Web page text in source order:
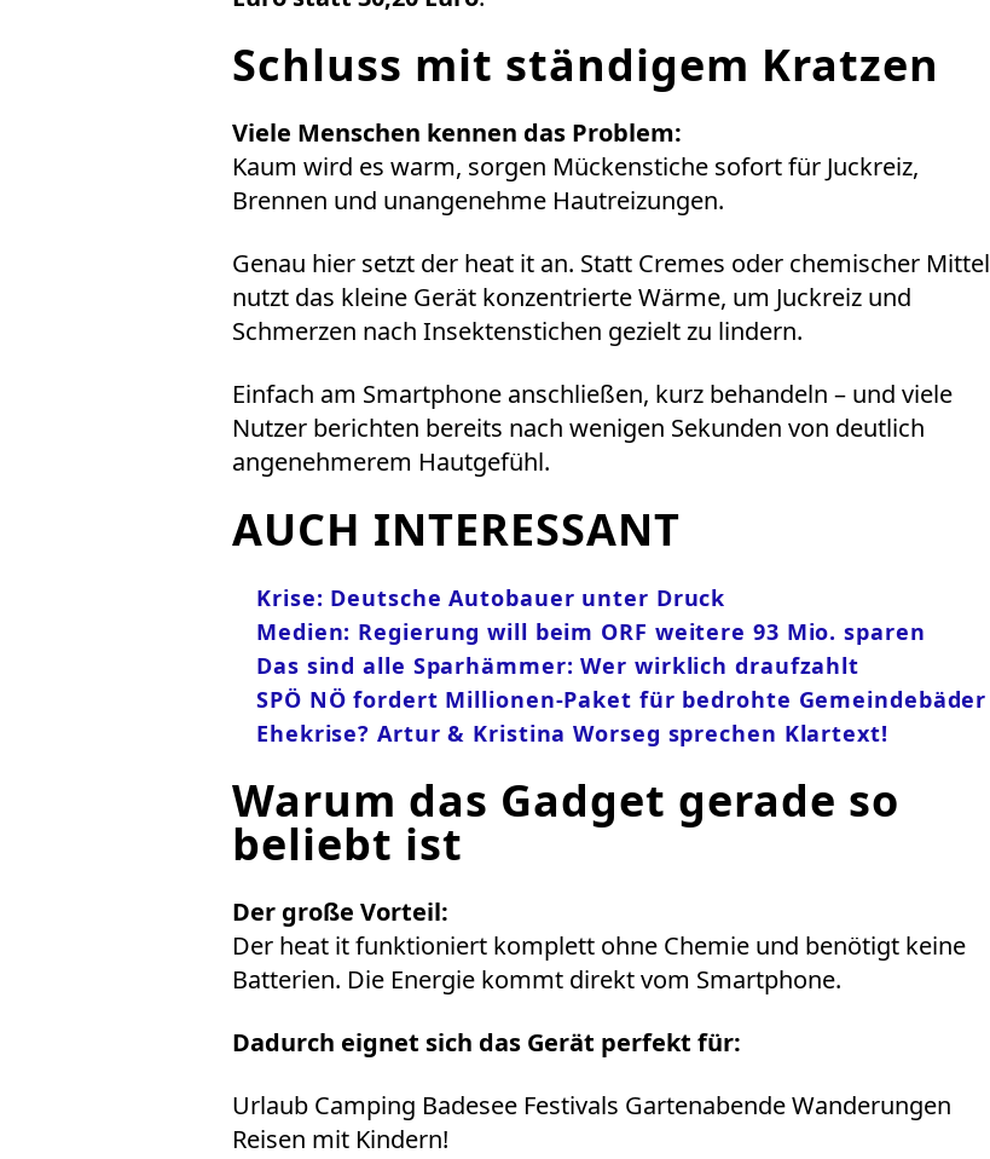
Schluss mit ständigem Kratzen
Viele Menschen kennen das Problem:
Kaum wird es warm, sorgen Mückenstiche sofort für Juckreiz,
Brennen und unangenehme Hautreizungen.
Genau hier setzt der heat it an. Statt Cremes oder chemischer Mittel
nutzt das kleine Gerät konzentrierte Wärme, um Juckreiz und
Schmerzen nach Insektenstichen gezielt zu lindern.
Einfach am Smartphone anschließen, kurz behandeln – und viele
Nutzer berichten bereits nach wenigen Sekunden von deutlich
angenehmerem Hautgefühl.
AUCH INTERESSANT
Krise: Deutsche Autobauer unter Druck
Medien: Regierung will beim ORF weitere 93 Mio. sparen
Das sind alle Sparhämmer: Wer wirklich draufzahlt
SPÖ NÖ fordert Millionen-Paket für bedrohte Gemeindebäder
Ehekrise? Artur & Kristina Worseg sprechen Klartext!
Warum das Gadget gerade so
beliebt ist
Der große Vorteil:
Der heat it funktioniert komplett ohne Chemie und benötigt keine
Batterien. Die Energie kommt direkt vom Smartphone.
Dadurch eignet sich das Gerät perfekt für:
Urlaub Camping Badesee Festivals Gartenabende Wanderungen
Reisen mit Kindern!